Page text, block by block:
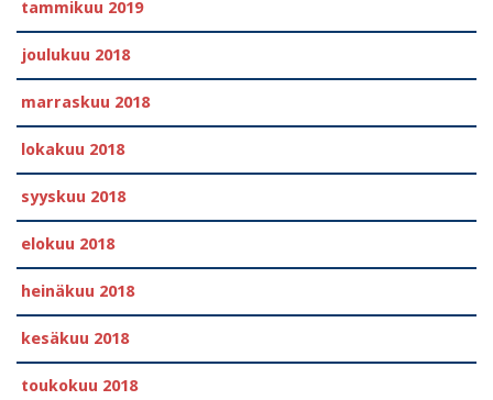
tammikuu 2019
joulukuu 2018
marraskuu 2018
lokakuu 2018
syyskuu 2018
elokuu 2018
heinäkuu 2018
kesäkuu 2018
toukokuu 2018